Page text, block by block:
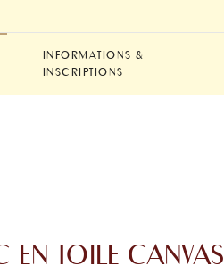
INFORMATIONS &
INSCRIPTIONS
EN TOILE CANVAS